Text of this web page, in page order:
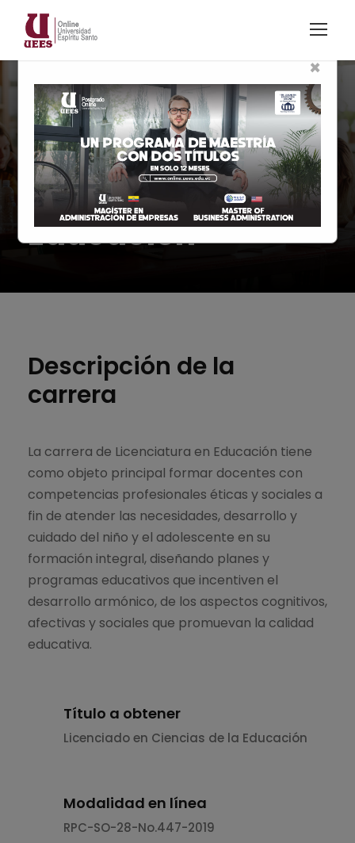
Modalidad en línea
Licenciatura en
Ciencias de la
Educación
Descripción de la
carrera
La carrera de Licenciatura en Educación tiene
como objeto principal formar docentes con
competencias profesionales éticas y sociales a
fin de atender las necesidades, desarrollo y
cuidado del niño y el adolescente en su
formación integral, diseñando planes y
programas educativos que incentiven el
desarrollo armónico, de los aspectos cognitivos,
afectivas y sociales que promuevan la calidad
educativa.
Título a obtener
Licenciado en Ciencias de la Educación
Modalidad en línea
RPC-SO-28-No.447-2019
×